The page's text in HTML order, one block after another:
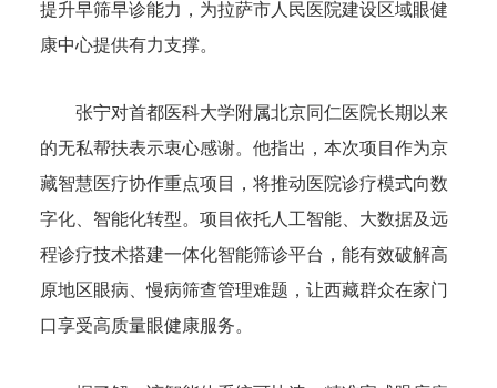
提升早筛早诊能力，为拉萨市人民医院建设区域眼健
康中心提供有力支撑。
张宁对首都医科大学附属北京同仁医院长期以来
的无私帮扶表示衷心感谢。他指出，本次项目作为京
藏智慧医疗协作重点项目，将推动医院诊疗模式向数
字化、智能化转型。项目依托人工智能、大数据及远
程诊疗技术搭建一体化智能筛诊平台，能有效破解高
原地区眼病、慢病筛查管理难题，让西藏群众在家门
口享受高质量眼健康服务。